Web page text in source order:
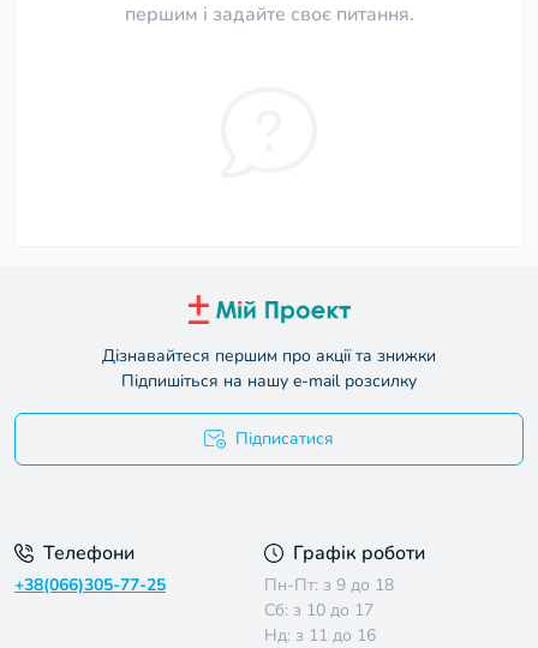
першим і задайте своє питання.
Дізнавайтеся першим про акції та знижки
Підпишіться на нашу e-mail розсилку
Підписатися
Телефони
+38(066)305-77-25
Графік роботи
Пн-Пт: з 9 до 18
Сб: з 10 до 17
Нд: з 11 до 16